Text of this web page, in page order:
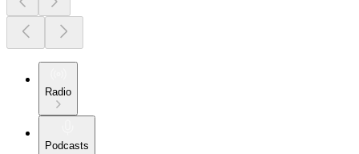
Radio
Podcasts